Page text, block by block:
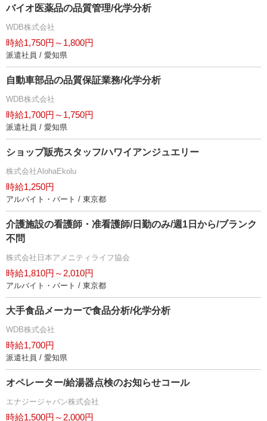
バイオ医薬品の品質管理/化学分析
WDB株式会社
時給1,750円～1,800円
派遣社員 / 愛知県
自動車部品の品質保証業務/化学分析
WDB株式会社
時給1,700円～1,750円
派遣社員 / 愛知県
ショップ販売スタッフ/ハワイアンジュエリー
株式会社AlohaEkolu
時給1,250円
アルバイト・パート / 東京都
介護施設の看護師・准看護師/日勤のみ/週1日から/ブランク
不問
株式会社日本アメニティライフ協会
時給1,810円～2,010円
アルバイト・パート / 東京都
大手食品メーカーで食品分析/化学分析
WDB株式会社
時給1,700円
派遣社員 / 愛知県
オペレーター/給湯器点検のお知らせコール
エナジージャパン株式会社
時給1,500円～2,000円